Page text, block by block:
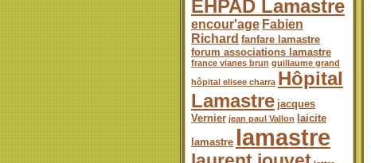
EHPAD Lamastre
encour'age Fabien
Richard fanfare lamastre
forum associations lamastre
france vianes brun guillaume grand
hôpital elisee charra Hôpital
Lamastre jacques
Vernier jean paul Vallon
laicite
lamastre lamastre